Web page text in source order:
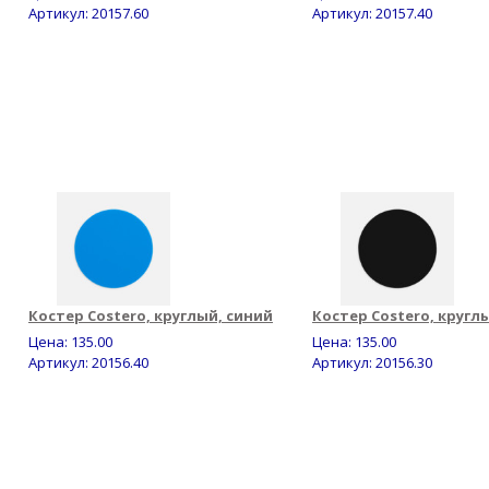
Артикул: 20157.60
Артикул: 20157.40
Костер Costero, круглый, синий
Цена: 135.00
Артикул: 20156.40
Костер Costero,
Цена: 135.00
Артикул: 20156.30